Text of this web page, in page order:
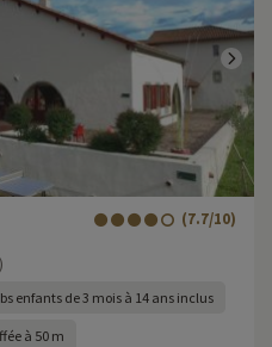
(7.7/10)
enfants de 3 mois à 14 ans inclus
à 50 m